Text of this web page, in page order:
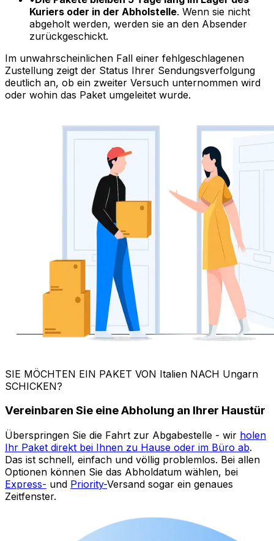
SIE MÖCHTEN EIN PAKET VON Italien NACH Ungarn
Vereinbaren Sie eine Abholung an Ihrer Haustür
Überspringen Sie die Fahrt zur Abgabestelle - wir
Ihr Paket direkt bei Ihnen zu Hause oder im Büro ab
Das ist schnell, einfach und völlig problemlos. Bei allen
Optionen können Sie das Abholdatum wählen, bei
Priority-
Versand sogar ein genaues
Paketshop mit Eurosender